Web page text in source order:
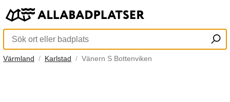
Värmland Karlstad Vänern S Bottenviken